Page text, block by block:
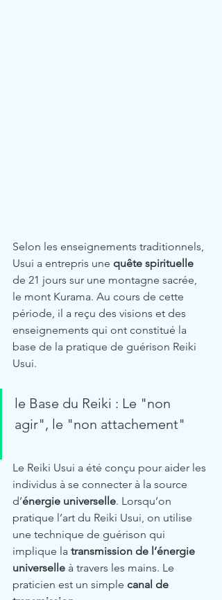
Selon les enseignements traditionnels,
Usui a entrepris une quête spirituelle
de 21 jours sur une montagne sacrée,
le mont Kurama. Au cours de cette
période, il a reçu des visions et des
enseignements qui ont constitué la
base de la pratique de guérison Reiki
Usui.
le Base du Reiki : Le "non
agir", le "non attachement"
Le Reiki Usui a été conçu pour aider les
individus à se connecter à la source
d’énergie universelle. Lorsqu’on
pratique l’art du Reiki Usui, on utilise
une technique de guérison qui
implique la transmission de l’énergie
universelle à travers les mains. Le
praticien est un simple canal de